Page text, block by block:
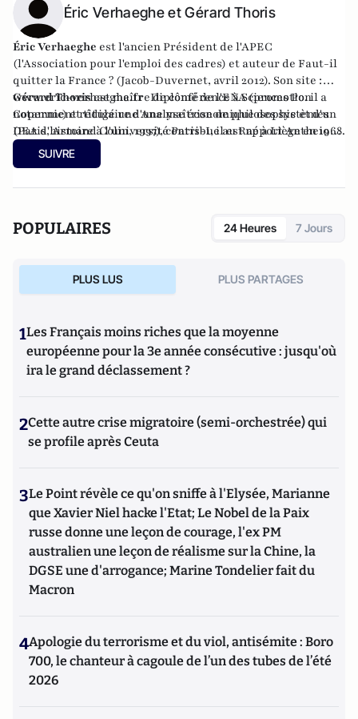
Éric Verhaeghe et Gérard Thoris
Éric Verhaeghe est l'ancien Président de l'APEC
(l'Association pour l'emploi des cadres) et auteur de Faut-il
quitter la France ? (Jacob-Duvernet, avril 2012). Son site :
www.eric-verhaeghe.fr Diplômé de l'ENA (promotion
Copernic) et titulaire d'une maîtrise de philosophie et d'un
DEA d'histoire à l'université Paris-I, il est né à Liège en 1968.
Gérard Thorisest maître de conférence à Sciences Po. il a
notamment rédigé une Analyse économique des systèmes
(Paris, Armand Colin, 1997), contribue au Rapport Antheios
et publie régulièrement des articles en matière de politique
économique et sociale (Sociétal, Revue française des
SUIVRE
POPULAIRES 24 Heures 7 Jours
PLUS LUS PLUS PARTAGES
1Les Français moins riches que la moyenne
européenne pour la 3e année consécutive : jusqu'où
ira le grand déclassement ?
2Cette autre crise migratoire (semi-orchestrée) qui
se profile après Ceuta
3Le Point révèle ce qu'on sniffe à l'Elysée, Marianne
que Xavier Niel hacke l'Etat; Le Nobel de la Paix
russe donne une leçon de courage, l'ex PM
australien une leçon de réalisme sur la Chine, la
DGSE une d'arrogance; Marine Tondelier fait du
Macron
4Apologie du terrorisme et du viol, antisémite : Boro
700, le chanteur à cagoule de l’un des tubes de l’été
2026